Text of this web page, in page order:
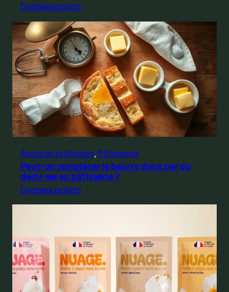
Desbeauxplats
Astuces pratiques, Pâtisserie
Peut-on remplacer le beurre doux par du
demi-sel en pâtisserie ?
Desbeauxplats